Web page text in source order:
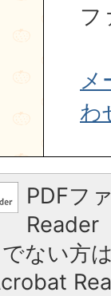
フ
メ
わ
PDFフ
Reader
ない方